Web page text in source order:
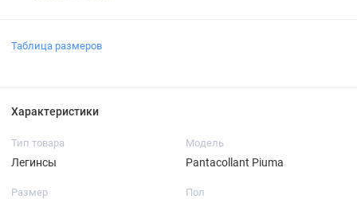
Таблица размеров
Характеристики
Тип товара
Легинсы
Модель
Pantacollant Piuma
Размер Пол